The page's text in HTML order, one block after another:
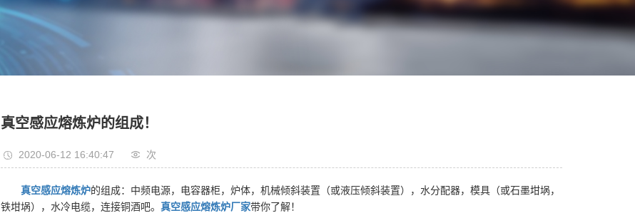
真空感应熔炼炉的组成！
2020-06-12 16:40:47 次
真空感应熔炼炉的组成：中频电源，电容器柜，炉体，机械倾斜装置（或液压倾斜装置），水分配器，模具（或石墨坩埚，
铁坩埚），水冷电缆，连接铜酒吧。 真空感应熔炼炉厂家带你了解！